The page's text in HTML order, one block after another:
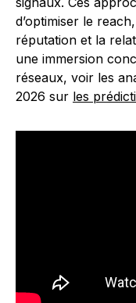
d’optimiser le
réputation et la
une immersion
réseaux, voir les
2026 sur les